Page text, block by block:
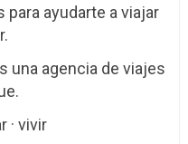
ayudarte a viajar
una agencia de viajes
· vivir